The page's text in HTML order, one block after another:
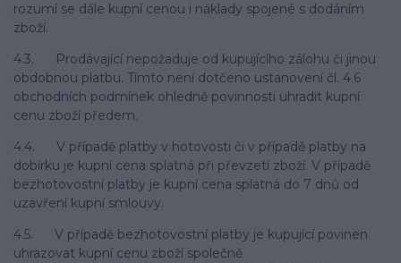
rozumí se dále kupní cenou i náklady spojené s dodáním
zboží.
4.3. Prodávající nepožaduje od kupujícího zálohu či jinou
obdobnou platbu. Tímto není dotčeno ustanovení čl. 4.6
obchodních podmínek ohledně povinnosti uhradit kupní
cenu zboží předem.
4.4. V případě platby v hotovosti či v případě platby na
dobírku je kupní cena splatná při převzetí zboží. V případě
bezhotovostní platby je kupní cena splatná do 7 dnů od
uzavření kupní smlouvy.
4.5. V případě bezhotovostní platby je kupující povinen
uhrazovat kupní cenu zboží společně